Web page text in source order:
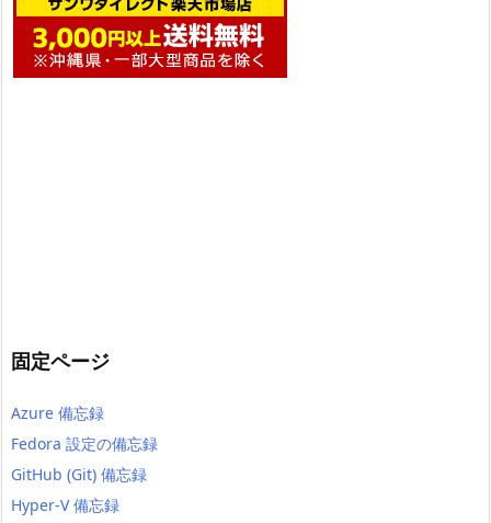
固定ページ
Azure 備忘録
Fedora 設定の備忘録
GitHub (Git) 備忘録
Hyper-V 備忘録